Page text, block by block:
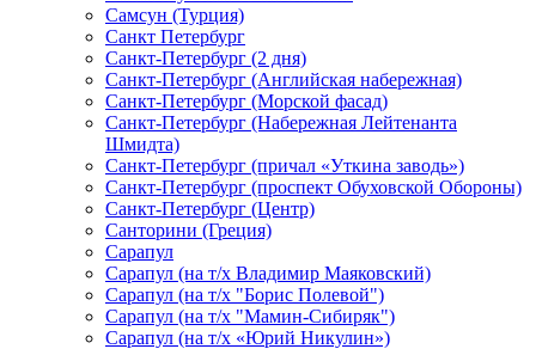
Самсун (Турция)
Санкт Петербург
Санкт-Петербург (2 дня)
Санкт-Петербург (Английская набережная)
Санкт-Петербург (Морской фасад)
Санкт-Петербург (Набережная Лейтенанта
Шмидта)
Санкт-Петербург (причал «Уткина заводь»)
Санкт-Петербург (проспект Обуховской Обороны)
Санкт-Петербург (Центр)
Санторини (Греция)
Сарапул
Сарапул (на т/х Владимир Маяковский)
Сарапул (на т/х "Борис Полевой")
Сарапул (на т/х "Мамин-Сибиряк")
Сарапул (на т/х «Юрий Никулин»)